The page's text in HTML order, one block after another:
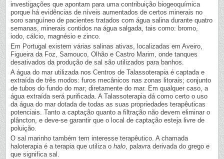
investigações que apontam para uma contribuição biogeoquímica
porque há evidências de níveis aumentados de certos minerais no
soro sanguíneo de pacientes tratados com água salina durante quatro
semanas, minerais contidos na água salgada, tais como: bromo,
iodo, cálcio, magnésio e zinco.
Em Portugal existem várias salinas ativas, localizadas em Aveiro,
Figueira da Foz, Samouco, Olhão e Castro Marim, onde tanques
desativados da produção de sal são utilizados para banhos.
A água do mar utilizada nos Centros de Talassoterapia é captada e
extraída de três modos: furos mecânicos nas zonas litorais; conjunto
de tubos do fundo do mar; diretamente do mar. Em qualquer caso, a
água extraída será purificada. A Talassoterapia dá como certo o uso
da água do mar dotada de todas as suas propriedades terapêuticas
potenciais. Tanto a captação quanto a filtração não devem eliminar o
plâncton, e deve-se garantir que o local de captação esteja livre de
poluição.
O sal marinho também tem interesse terapêutico. A chamada
haloterapia é a terapia que utiliza o halo , palavra derivada do grego e
que significa sal.